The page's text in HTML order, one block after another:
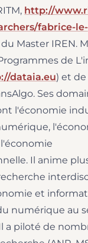
http://
fabrice-
Master IREN.
de
dataia.eu) et
Ses
l'économie
Il anime
et
numérique au
Il a piloté de